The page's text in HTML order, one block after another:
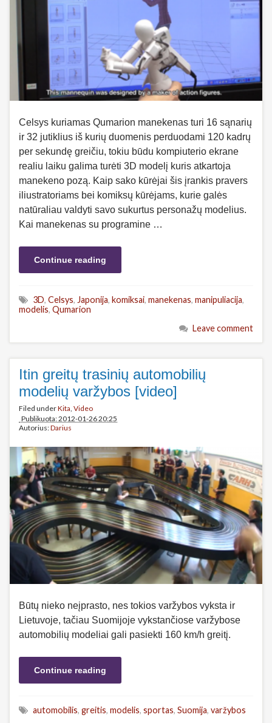
Celsys kuriamas Qumarion manekenas turi 16 sąnarių
ir 32 jutiklius iš kurių duomenis perduodami 120 kadrų
per sekundę greičiu, tokiu būdu kompiuterio ekrane
realiu laiku galima turėti 3D modelį kuris atkartoja
manekeno pozą. Kaip sako kūrėjai šis įrankis pravers
iliustratoriams bei komiksų kūrėjams, kurie galės
natūraliau valdyti savo sukurtus personažų modelius.
Kai manekenas su programine …
Continue reading
3D, Celsys, Japonija, komiksai, manekenas, manipuliacija,
modelis, Qumarion
Leave comment
Itin greitų trasinių automobilių
modelių varžybos [video]
Filed underKita, Video
Publikuota: 2012-01-26 20:25
Autorius:Darius
Būtų nieko neįprasto, nes tokios varžybos vyksta ir
Lietuvoje, tačiau Suomijoje vykstančiose varžybose
automobilių modeliai gali pasiekti 160 km/h greitį.
Continue reading
automobilis, greitis, modelis, sportas, Suomija, varžybos